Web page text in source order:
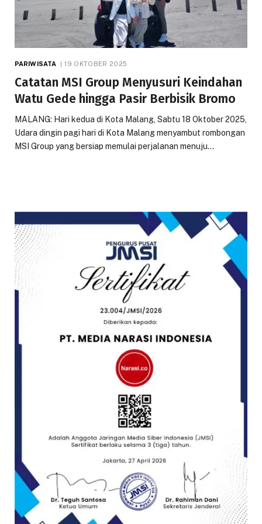
PARIWISATA 19 OKTOBER 2025
Catatan MSI Group Menyusuri Keindahan
Watu Gede hingga Pasir Berbisik Bromo
MALANG: Hari kedua di Kota Malang, Sabtu 18 Oktober 2025,
Udara dingin pagi hari di Kota Malang menyambut rombongan
MSI Group yang bersiap memulai perjalanan menuju…